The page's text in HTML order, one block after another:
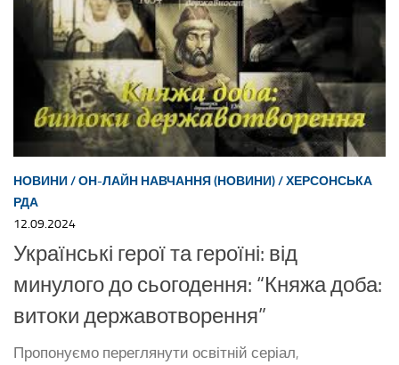
НОВИНИ/ОН-ЛАЙН НАВЧАННЯ (НОВИНИ)/ХЕРСОНСЬКА
РДА
12.09.2024
Українські герої та героїні: від
минулого до сьогодення: “Княжа доба:
витоки державотворення”
Пропонуємо переглянути освітній серіал,